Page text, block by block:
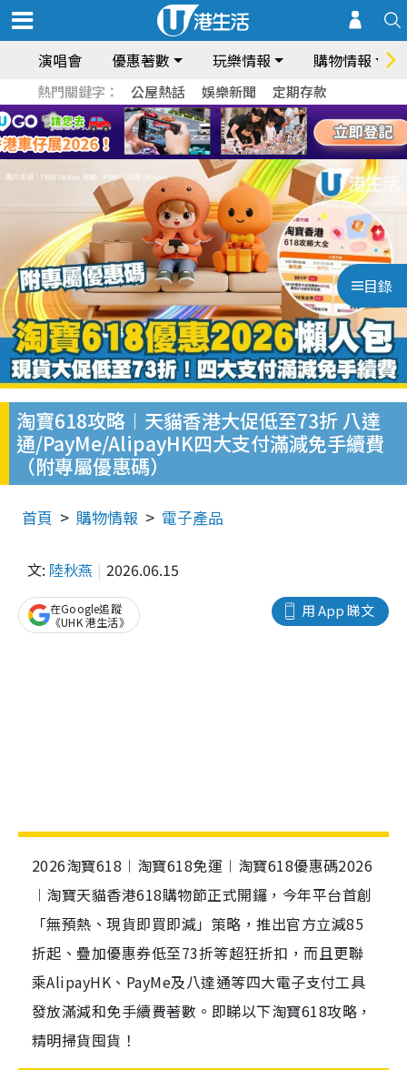
演唱會 優惠著數 玩樂情報 購物情報
熱門關鍵字： 公屋熱話 娛樂新聞 定期存款
目錄
淘寶618攻略︱天貓香港大促低至73折 八達
通/PayMe/AlipayHK四大支付滿減免手續費
（附專屬優惠碼）
首頁 購物情報 電子產品
文: 陸秋燕 2026.06.15
用 App 睇文
在Google追蹤
《UHK 港生活》
2026淘寶618︱淘寶618免運︱淘寶618優惠碼2026
︱淘寶天貓香港618購物節正式開鑼，今年平台首創
「無預熱、現貨即買即減」策略，推出官方立減85
折起、疊加優惠券低至73折等超狂折扣，而且更聯
乘AlipayHK、PayMe及八達通等四大電子支付工具
發放滿減和免手續費著數。即睇以下淘寶618攻略，
精明掃貨囤貨！